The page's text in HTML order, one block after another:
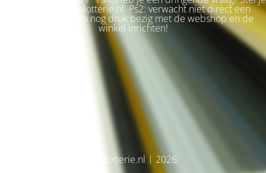
vraag via info@plotterie.nl. Ps2: verwacht niet direct een
antwoord. We zijn nog druk bezig met de webshop en de
winkel inrichten!
© Plotterie.nl | 2026